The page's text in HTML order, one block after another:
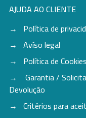
AJUDA AO CLIENTE
Política de
Avíso legal
Política de Cookies
Garantia /
Devolução
Critérios para